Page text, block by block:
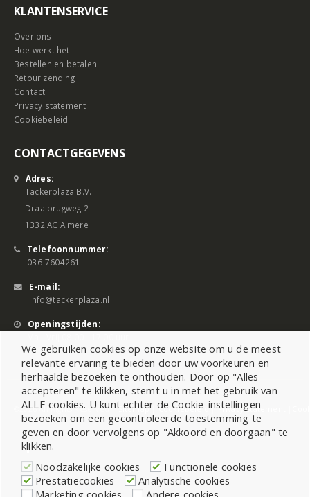
KLANTENSERVICE
Over ons
Hoe werkt het
Bestellen en betalen
Retour zending
Contact
Privacy statement
Cookiebeleid
CONTACTGEGEVENS
Adres:
Tackerplaza B.V.
Draaibrugweg 2
1332 AC Almere
Telefoonnummer:
036-7604261
E-mail:
info@tackerplaza.nl
Openingstijden:
©2026 All Rights Reserved |Sitemap|Cookiebeleid|Privacy Statement
We gebruiken cookies op onze website om u de meest
relevante ervaring te bieden door uw voorkeuren en
herhaalde bezoeken te onthouden. Door op "Alles
accepteren" te klikken, stemt u in met het gebruik van
ALLE cookies. U kunt echter de Cookie-instellingen
bezoeken om een gecontroleerde toestemming te
geven en door vervolgens op "Akkoord en doorgaan" te
klikken.
Noodzakelijke cookies
Functionele cookies
Prestatiecookies
Analytische cookies
Marketing cookies
Andere cookies